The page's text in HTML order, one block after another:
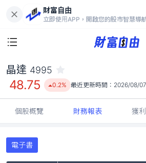
財富自由
立即使用APP，開啟您的股市智慧導
48.75
0.2%
晶達 4995
48.75 0.2% 最近更新時間： 2026/08/
個股概覽 財務報表 獲
電子書